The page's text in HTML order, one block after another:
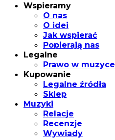
Wspieramy
O nas
O idei
Jak wspierać
Popierają nas
Legalne
Prawo w muzyce
Kupowanie
Legalne źródła
Sklep
Muzyki
Relacje
Recenzje
Wywiady